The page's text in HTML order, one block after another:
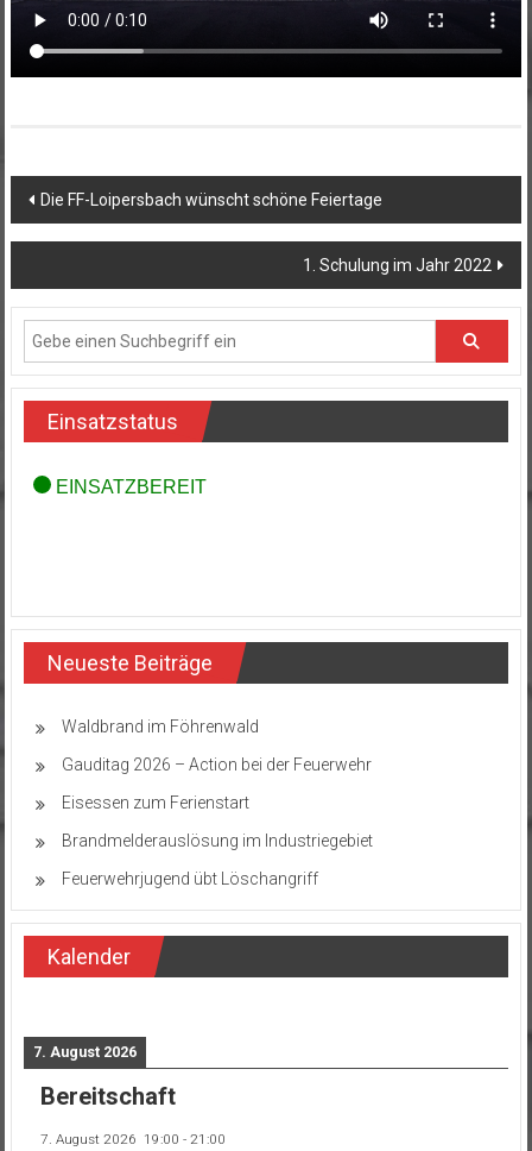
Beitragsnavigation
Die FF-Loipersbach wünscht schöne Feiertage
1. Schulung im Jahr 2022
Einsatzstatus
Neueste Beiträge
Waldbrand im Föhrenwald
Gauditag 2026 – Action bei der Feuerwehr
Eisessen zum Ferienstart
Brandmelderauslösung im Industriegebiet
Feuerwehrjugend übt Löschangriff
Kalender
7. August 2026
Bereitschaft
7. August 2026 19:00 - 21:00